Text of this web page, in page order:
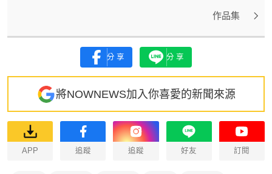
作品集
分享 分享
將NOWNEWS加入你喜愛的新聞來源
APP 追蹤 追蹤 好友 訂閱